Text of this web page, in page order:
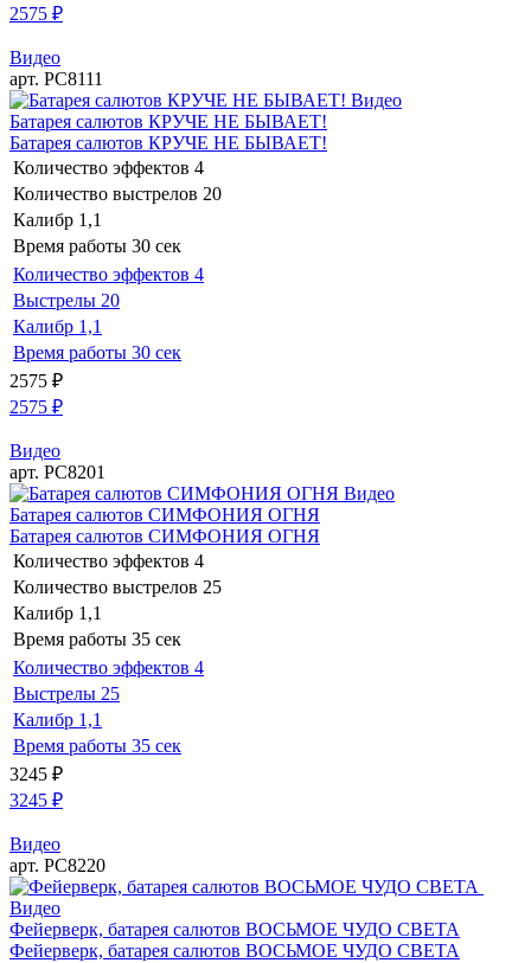
2575 ₽
Видео
арт. РС8111
Видео
Батарея салютов КРУЧЕ НЕ БЫВАЕТ!
Батарея салютов КРУЧЕ НЕ БЫВАЕТ!
Количество эффектов 4
Количество выстрелов 20
Калибр 1,1
Время работы 30 сек
Количество эффектов 4
Выстрелы 20
Калибр 1,1
Время работы 30 сек
2575 ₽
2575 ₽
Видео
арт. РС8201
Видео
Батарея салютов СИМФОНИЯ ОГНЯ
Батарея салютов СИМФОНИЯ ОГНЯ
Количество эффектов 4
Количество выстрелов 25
Калибр 1,1
Время работы 35 сек
Количество эффектов 4
Выстрелы 25
Калибр 1,1
Время работы 35 сек
3245 ₽
3245 ₽
Видео
арт. РС8220
Видео
Фейерверк, батарея салютов ВОСЬМОЕ ЧУДО СВЕТА
Фейерверк, батарея салютов ВОСЬМОЕ ЧУДО СВЕТА